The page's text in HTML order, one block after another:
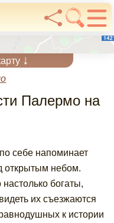
↓
Палермо на
себе напоминает
открытым небом.
богаты,
их съезжаются
к истории